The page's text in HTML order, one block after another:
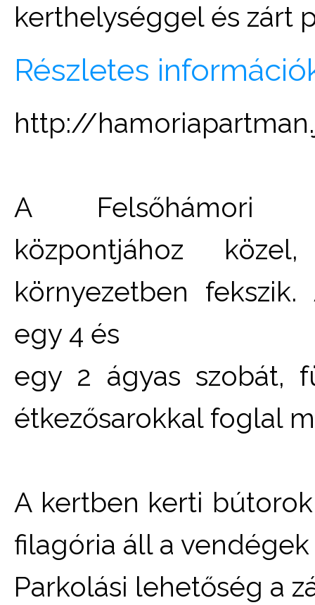
kerthelységgel és zárt
Részletes
http://
A Felsőhámori
központjához
környezetben
egy 4 és
egy 2 ágyas szobát,
étkezősarokkal foglal
A kertben kerti
filagória áll a
Parkolási lehetőség a